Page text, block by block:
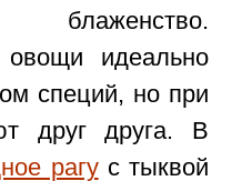
блаженство.
идеально
специй, но при
друг друга. В
рагус тыквой